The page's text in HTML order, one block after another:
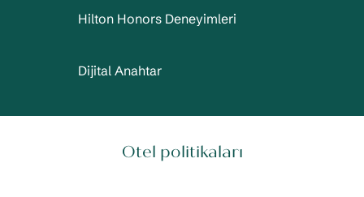
Hilton Honors Deneyimleri
Dijital Anahtar
Otel politikaları